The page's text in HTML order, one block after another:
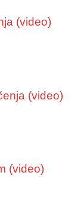
(video)
(video)
(video)